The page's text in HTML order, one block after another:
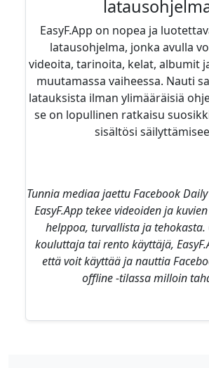
EasyF.App on nopea ja
latausohjelma, jonka avulla
videoita, tarinoita, kelat, albumit
muutamassa vaiheessa. Nauti
latauksista ilman ylimääräisiä
se on lopullinen ratkaisu
sisältösi
Tunnia mediaa jaettu Facebook
EasyF.App tekee videoiden ja
helppoa, turvallista ja
kouluttaja tai rento käyttäjä,
että voit käyttää ja nauttia
offline -tilassa milloin